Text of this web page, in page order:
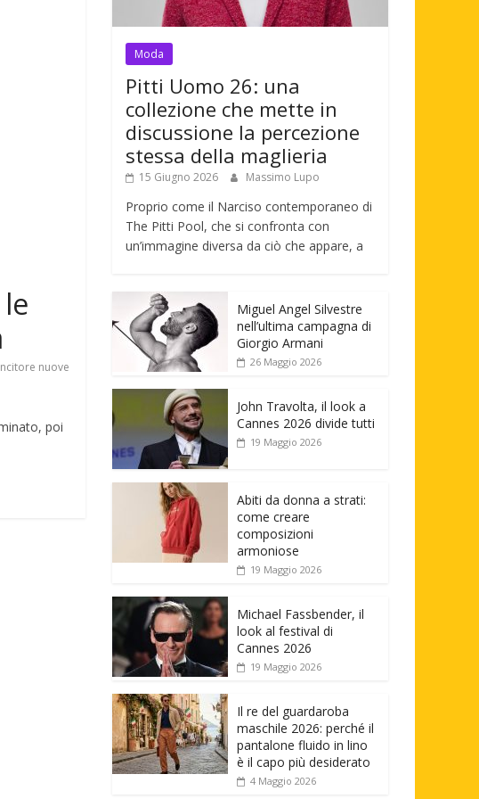
nuove
poi
Moda
Pitti Uomo 26: una
collezione che mette in
discussione la percezione
stessa della maglieria
15 Giugno 2026 Massimo Lupo
Proprio come il Narciso contemporaneo di
The Pitti Pool, che si confronta con
un’immagine diversa da ciò che appare, a
Miguel Angel Silvestre
nell’ultima campagna di
Giorgio Armani
26 Maggio 2026
John Travolta, il look a
Cannes 2026 divide tutti
19 Maggio 2026
Abiti da donna a strati:
come creare
composizioni
armoniose
19 Maggio 2026
Michael Fassbender, il
look al festival di
Cannes 2026
19 Maggio 2026
Il re del guardaroba
maschile 2026: perché il
pantalone fluido in lino
è il capo più desiderato
4 Maggio 2026